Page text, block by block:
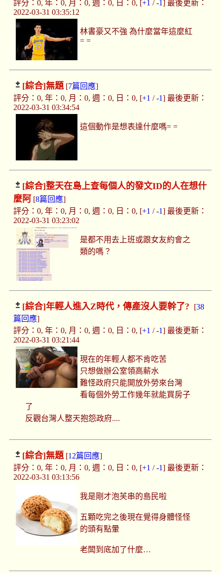
評分：0, 年：0, 月：0, 週：0, 日：0, [+1 /-1 ] 最後更新：
2022-03-31 03:35:12
林書豪又不強 為什麼當年這麼紅
= =
[綜合]無題[7篇回應]
評分：0, 年：0, 月：0, 週：0, 日：0, [+1 /-1] 最後更新：
2022-03-31 03:34:54
這個動作是想表達什麼嗎= =
[綜合]整天在島上查每個人的發文ID的人在想什
麼阿 [8篇回應]
評分：0, 年：0, 月：0, 週：0, 日：0, [+1 /-1] 最後更新：
2022-03-31 03:23:02
是都不用去上班或跟女友約會之
類的嗎？
[綜合]年輕人進入Z時代，傳產沒人要幹了? [38
篇回應]
評分：0, 年：0, 月：0, 週：0, 日：0, [+1 /-1] 最後更新：
2022-03-31 03:21:44
現在的年輕人都不肯吃苦
只想做辦公室領高薪水
難怪政府只能開放外勞來台灣
看每個外勞工作幾年就能買房子
了
反觀台灣人整天抱怨政府....
[綜合]無題[12篇回應]
評分：0, 年：0, 月：0, 週：0, 日：0, [+1 /-1] 最後更新：
2022-03-31 03:13:56
我是剛才泡芙串的島民啦
五顆吃完之後現在覺得身體怪怪
的頭有點暈
老闆到底加了什麼…